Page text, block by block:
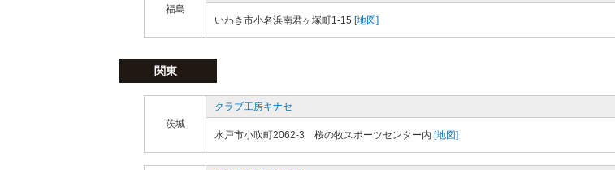
福島
いわき市小名浜南君ヶ塚町1-15 [地図]
関東
茨城
クラブ工房キナセ
水戸市小吹町2062-3 桜の牧スポーツセンター内 [地図]